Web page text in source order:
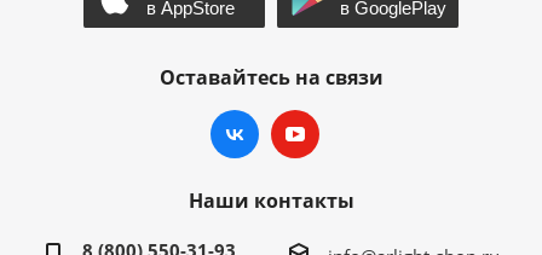
Оставайтесь на связи
Наши контакты
8 (800) 550-31-93